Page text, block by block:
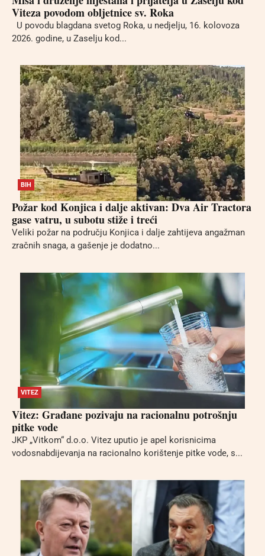
Viteza povodom obljetnice sv. Roka
U povodu blagdana svetog Roka, u nedjelju, 16. kolovoza
2026. godine, u Zaselju kod...
BIH
Požar kod Konjica i dalje aktivan: Dva Air Tractora
gase vatru, u subotu stiže i treći
Veliki požar na području Konjica i dalje zahtijeva angažman
zračnih snaga, a gašenje je dodatno...
VITEZ
Vitez: Građane pozivaju na racionalnu potrošnju
pitke vode
JKP „Vitkom“ d.o.o. Vitez uputio je apel korisnicima
vodosnabdijevanja na racionalno korištenje pitke vode, s...